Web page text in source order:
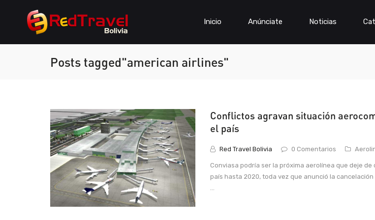
Inicio Anúnciate Noticias
Posts tagged"american airlines"
Conflictos agravan situación
el país
Red Travel Bolivia 0 Comentarios
Conviasa podría ser la próxima aerolínea que deje de
país hasta 2020, toda vez que anunció la cancelación
...